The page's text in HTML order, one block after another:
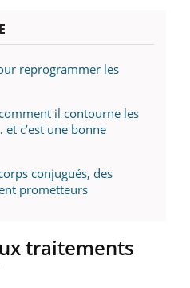
reprogrammer les
il contourne les
c’est une bonne
conjugués, des
prometteurs
traitements